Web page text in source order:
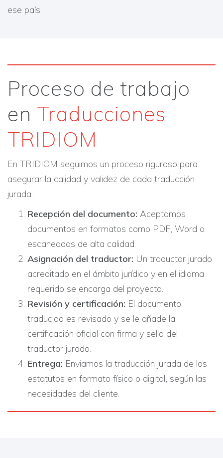
ese país.
Proceso de trabajo
en Traducciones
TRIDIOM
En TRIDIOM seguimos un proceso riguroso para
asegurar la calidad y validez de cada traducción
jurada:​
Recepción del documento: Aceptamos
documentos en formatos como PDF, Word o
escaneados de alta calidad.
Asignación del traductor: Un traductor jurado
acreditado en el ámbito jurídico y en el idioma
requerido se encarga del proyecto.
Revisión y certificación: El documento
traducido es revisado y se le añade la
certificación oficial con firma y sello del
traductor jurado.
Entrega: Enviamos la traducción jurada de los
estatutos en formato físico o digital, según las
necesidades del cliente.